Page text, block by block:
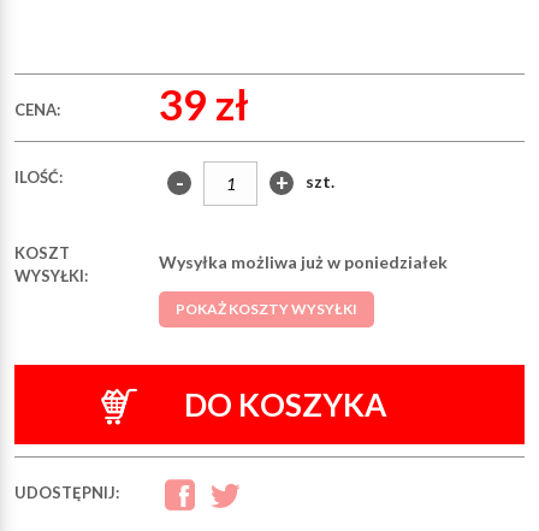
CENA: 39 zł
ILOŚĆ: - + szt.
KOSZT
WYSYŁKI:
Wysyłka możliwa już w poniedziałek
POKAŻ KOSZTY WYSYŁKI
DO KOSZYKA
UDOSTĘPNIJ: